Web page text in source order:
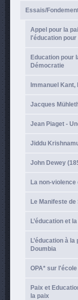
Essais/
Appel pour la
l'éducation
Education pour
Démocratie
Immanuel
Jacques
Jean Piaget -
Jiddu
John Dewey
La non-
Le Manifeste de
L’éducation et
L’éducation à
Doumbia
OPA* sur l'école
Paix et
la paix